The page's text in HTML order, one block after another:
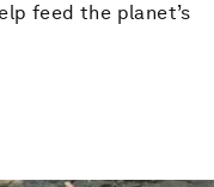
feed the planet’s